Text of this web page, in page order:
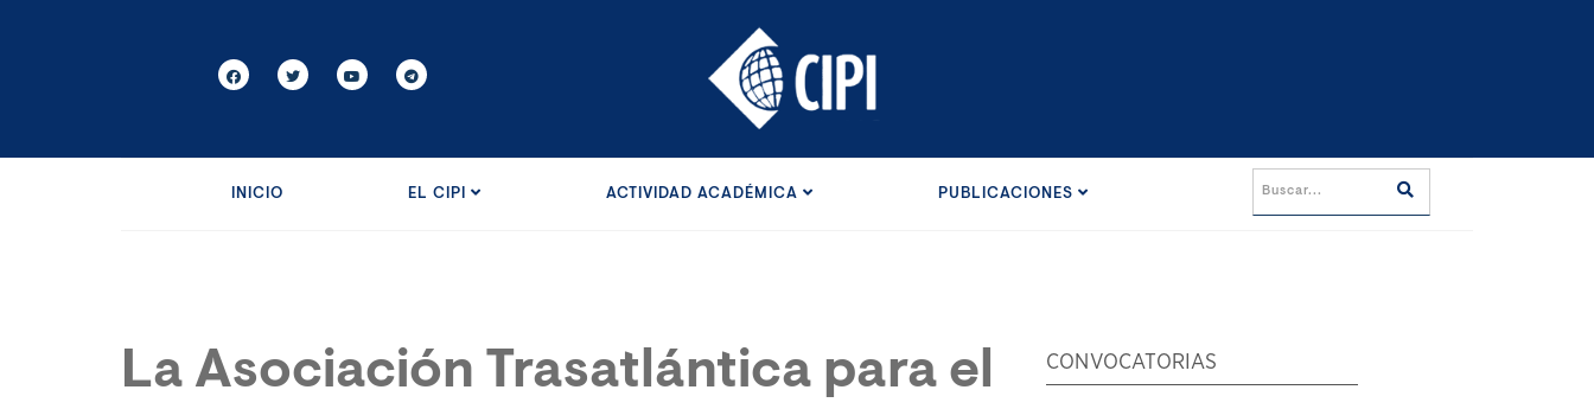
INICIO EL CIPI ACTIVIDAD ACADÉMICA PUBLICACIONES
La Asociación Trasatlántica para el
CONVOCATORIAS